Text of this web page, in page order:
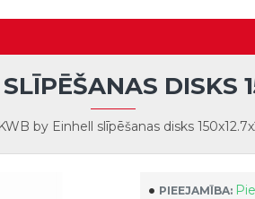
KWB by Einhell slīpēšanas disks
DISKS
PIEEJAMĪBA: